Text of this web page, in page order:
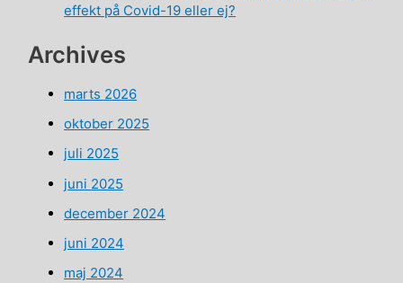
effekt på Covid-19 eller ej?
Archives
marts 2026
oktober 2025
juli 2025
juni 2025
december 2024
juni 2024
maj 2024